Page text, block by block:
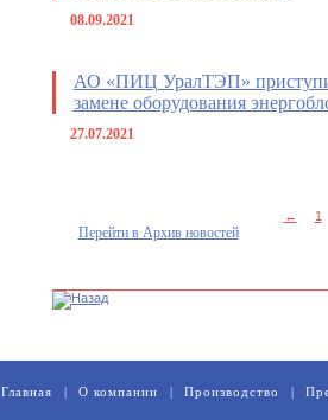
08.09.2021
АО «ПИЦ УралТЭП»
замене оборудования
27.07.2021
← 1
Перейти в Архив новостей
Главная | О компании | Производство |